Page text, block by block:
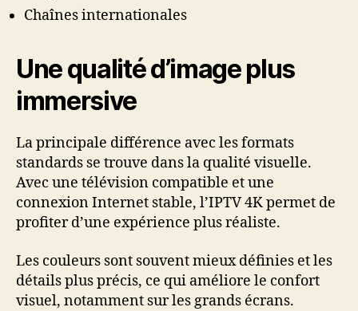
Chaînes internationales
Une qualité d’image plus
immersive
La principale différence avec les formats
standards se trouve dans la qualité visuelle.
Avec une télévision compatible et une
connexion Internet stable, l’IPTV 4K permet de
profiter d’une expérience plus réaliste.
Les couleurs sont souvent mieux définies et les
détails plus précis, ce qui améliore le confort
visuel, notamment sur les grands écrans.